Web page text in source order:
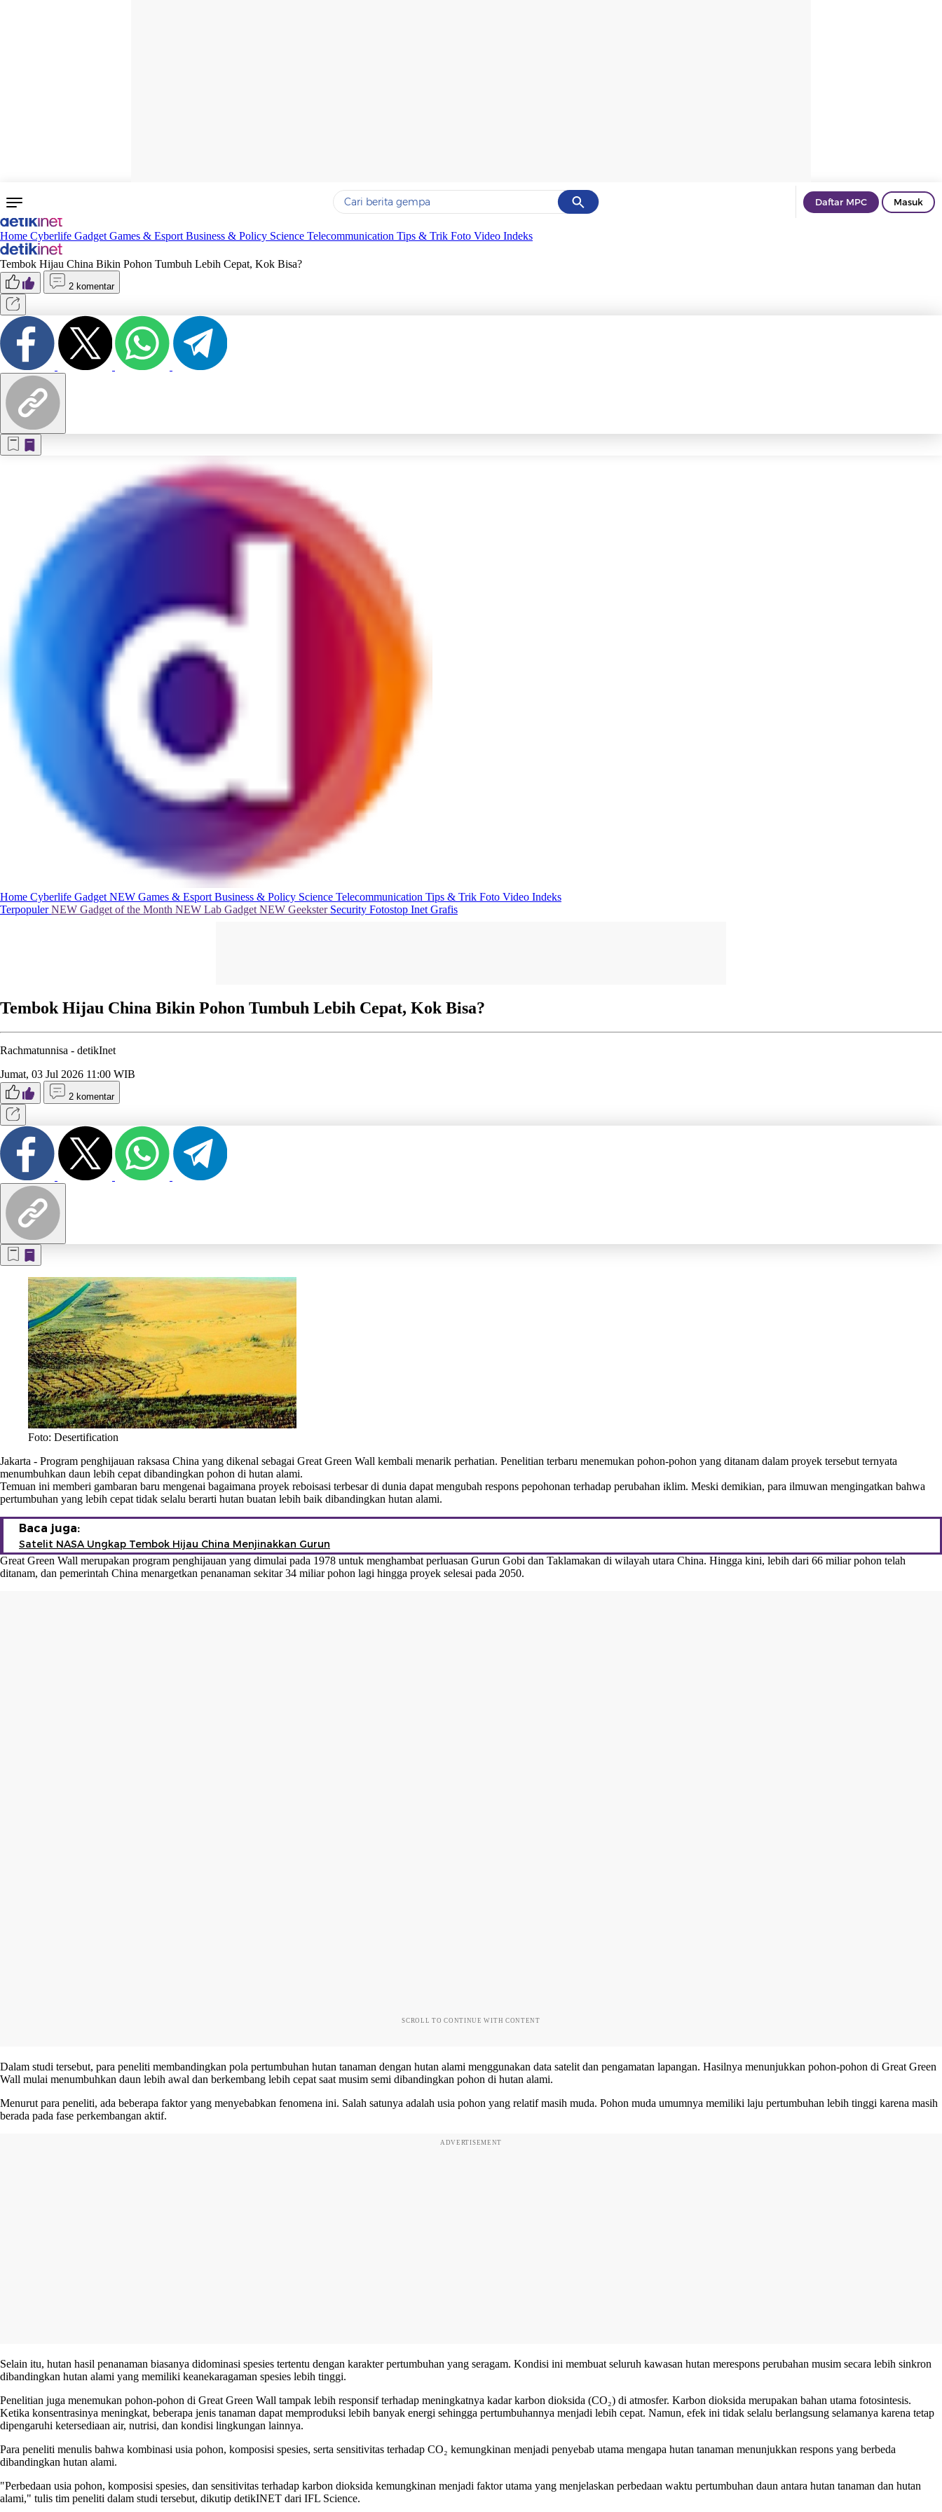
Cancel
Yang sedang ramai dicari
Terakhir yang dicari
Daftar MPC Masuk
Home Cyberlife Gadget Games & Esport Business & Policy Science Telecommunication Tips & Trik Foto Video Indeks
Tembok Hijau China Bikin Pohon Tumbuh Lebih Cepat, Kok Bisa?
2 komentar
Home Cyberlife Gadget NEW Games & Esport Business & Policy Science Telecommunication Tips & Trik Foto Video Indeks
TerpopulerNEW Gadget of the Month NEW Lab Gadget NEW Geekster Security Fotostop Inet Grafis
Tembok Hijau China Bikin Pohon Tumbuh Lebih Cepat, Kok Bisa?
Rachmatunnisa - detikInet
Jumat, 03 Jul 2026 11:00 WIB
2 komentar
Foto: Desertification
Jakarta - Program penghijauan raksasa China yang dikenal sebagai Great Green Wall kembali menarik perhatian. Penelitian terbaru menemukan pohon-pohon yang ditanam dalam proyek tersebut ternyata
menumbuhkan daun lebih cepat dibandingkan pohon di hutan alami.
Temuan ini memberi gambaran baru mengenai bagaimana proyek reboisasi terbesar di dunia dapat mengubah respons pepohonan terhadap perubahan iklim. Meski demikian, para ilmuwan mengingatkan bahwa
pertumbuhan yang lebih cepat tidak selalu berarti hutan buatan lebih baik dibandingkan hutan alami.
Baca juga:
Satelit NASA Ungkap Tembok Hijau China Menjinakkan Gurun
Great Green Wall merupakan program penghijauan yang dimulai pada 1978 untuk menghambat perluasan Gurun Gobi dan Taklamakan di wilayah utara China. Hingga kini, lebih dari 66 miliar pohon telah
ditanam, dan pemerintah China menargetkan penanaman sekitar 34 miliar pohon lagi hingga proyek selesai pada 2050.
SCROLL TO CONTINUE WITH CONTENT
Dalam studi tersebut, para peneliti membandingkan pola pertumbuhan hutan tanaman dengan hutan alami menggunakan data satelit dan pengamatan lapangan. Hasilnya menunjukkan pohon-pohon di Great Green
Wall mulai menumbuhkan daun lebih awal dan berkembang lebih cepat saat musim semi dibandingkan pohon di hutan alami.
Menurut para peneliti, ada beberapa faktor yang menyebabkan fenomena ini. Salah satunya adalah usia pohon yang relatif masih muda. Pohon muda umumnya memiliki laju pertumbuhan lebih tinggi karena masih
berada pada fase perkembangan aktif.
ADVERTISEMENT
Selain itu, hutan hasil penanaman biasanya didominasi spesies tertentu dengan karakter pertumbuhan yang seragam. Kondisi ini membuat seluruh kawasan hutan merespons perubahan musim secara lebih sinkron
dibandingkan hutan alami yang memiliki keanekaragaman spesies lebih tinggi.
Penelitian juga menemukan pohon-pohon di Great Green Wall tampak lebih responsif terhadap meningkatnya kadar karbon dioksida (CO₂) di atmosfer. Karbon dioksida merupakan bahan utama fotosintesis.
Ketika konsentrasinya meningkat, beberapa jenis tanaman dapat memproduksi lebih banyak energi sehingga pertumbuhannya menjadi lebih cepat. Namun, efek ini tidak selalu berlangsung selamanya karena tetap
dipengaruhi ketersediaan air, nutrisi, dan kondisi lingkungan lainnya.
Para peneliti menulis bahwa kombinasi usia pohon, komposisi spesies, serta sensitivitas terhadap CO₂ kemungkinan menjadi penyebab utama mengapa hutan tanaman menunjukkan respons yang berbeda
dibandingkan hutan alami.
"Perbedaan usia pohon, komposisi spesies, dan sensitivitas terhadap karbon dioksida kemungkinan menjadi faktor utama yang menjelaskan perbedaan waktu pertumbuhan daun antara hutan tanaman dan hutan
alami," tulis tim peneliti dalam studi tersebut, dikutip detikINET dari IFL Science.